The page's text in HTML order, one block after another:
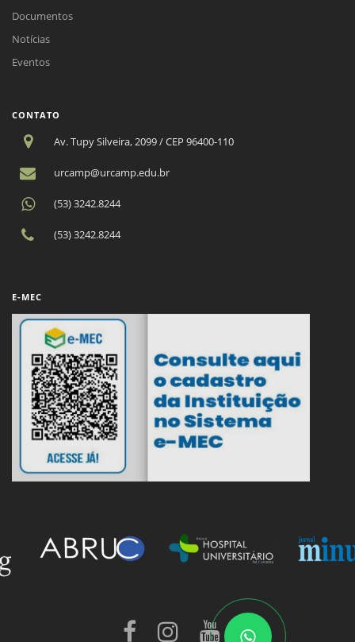
Documentos
Notícias
Eventos
CONTATO
Av. Tupy Silveira, 2099 / CEP 96400-110
urcamp@urcamp.edu.br
(53) 3242.8244
(53) 3242.8244
E-MEC